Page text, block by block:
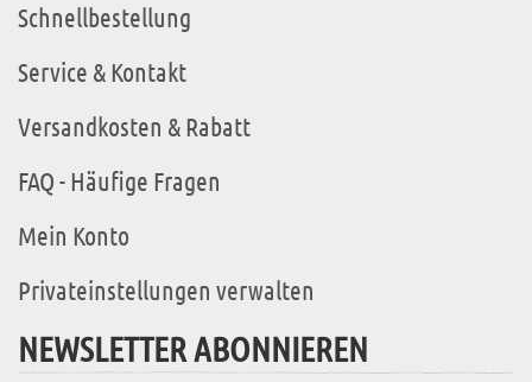
Schnellbestellung
Service & Kontakt
Versandkosten & Rabatt
FAQ - Häufige Fragen
Mein Konto
Privateinstellungen verwalten
NEWSLETTER ABONNIEREN